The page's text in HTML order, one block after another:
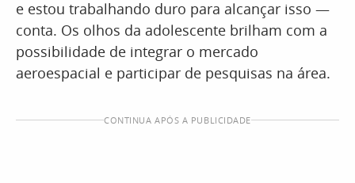
e estou trabalhando duro para alcançar isso —
conta. Os olhos da adolescente brilham com a
possibilidade de integrar o mercado
aeroespacial e participar de pesquisas na área.
CONTINUA APÓS A PUBLICIDADE